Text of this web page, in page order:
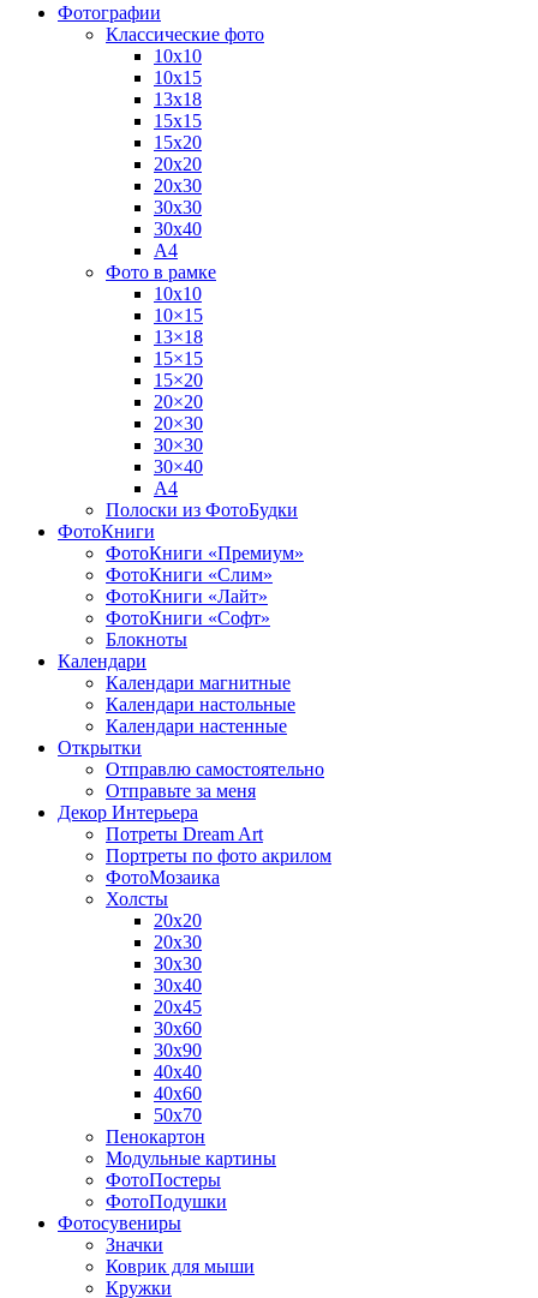
Фотографии
Классические фото
10х10
10х15
13х18
15х15
15х20
20х20
20х30
30х30
30х40
А4
Фото в рамке
10х10
10×15
13×18
15×15
15×20
20×20
20×30
30×30
30×40
A4
Полоски из ФотоБудки
ФотоКниги
ФотоКниги «Премиум»
ФотоКниги «Слим»
ФотоКниги «Лайт»
ФотоКниги «Софт»
Блокноты
Календари
Календари магнитные
Календари настольные
Календари настенные
Открытки
Отправлю самостоятельно
Отправьте за меня
Декор Интерьера
Потреты Dream Art
Портреты по фото акрилом
ФотоМозаика
Холсты
20х20
20х30
30х30
30х40
20х45
30х60
30х90
40х40
40х60
50х70
Пенокартон
Модульные картины
ФотоПостеры
ФотоПодушки
Фотоcувениры
Значки
Коврик для мыши
Кружки